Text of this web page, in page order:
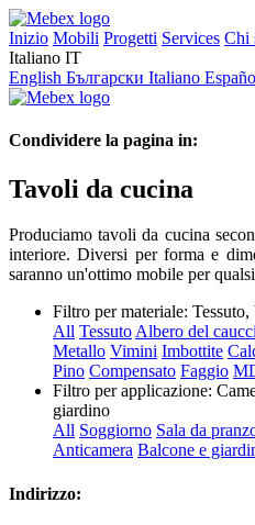
Inizio Mobili Progetti Services Chi
Italiano IT
English Български Italiano
Condividere la pagina in:
Tavoli da cucina
Produciamo tavoli da cucina
interiore. Diversi per forma e
saranno un'ottimo mobile per
Filtro per materiale:
All TessutoAlbero del
Metallo Vimini Imbottite
Pino Compensato Faggio
Filtro per applicazione:
giardino
All Soggiorno Sala da
Anticamera Balcone e
Indirizzo: